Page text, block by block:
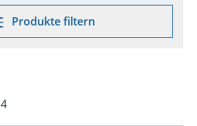
Produkte filtern
Seite
4